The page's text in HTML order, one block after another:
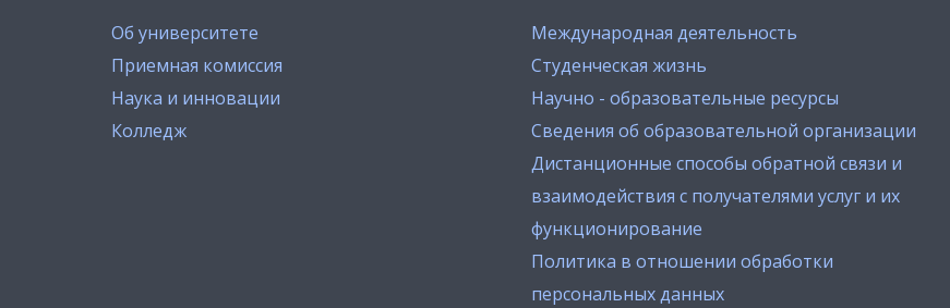
Об университете
Приемная комиссия
Наука и инновации
Колледж
Международная деятельность
Студенческая жизнь
Научно - образовательные ресурсы
Сведения об образовательной организации
Дистанционные способы обратной связи и
взаимодействия с получателями услуг и их
функционирование
Политика в отношении обработки
персональных данных